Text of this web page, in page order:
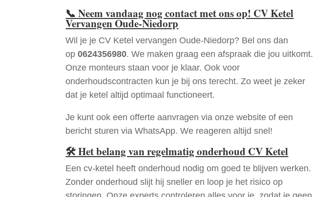
📞Neem vandaag nog contact met ons op! CV Ketel
Vervangen Oude-Niedorp
Wil je je CV Ketel vervangen Oude-Niedorp? Bel ons dan
op0624356980. We maken graag een afspraak die jou uitkomt.
Onze monteurs staan voor je klaar. Ook voor
onderhoudscontracten kun je bij ons terecht. Zo weet je zeker
dat je ketel altijd optimaal functioneert.
Je kunt ook een offerte aanvragen via onze website of een
bericht sturen via WhatsApp. We reageren altijd snel!
🛠Het belang van regelmatig onderhoud CV Ketel
Een cv-ketel heeft onderhoud nodig om goed te blijven werken.
Zonder onderhoud slijt hij sneller en loop je het risico op